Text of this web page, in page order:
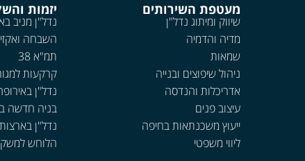
מעטפת השירותים
שיווק ומיתוג נדל"ן
מדיה והדמיה
שמאות
ניהול שיפוצים ובנייה
אדריכלות והנדסה
עיצוב פנים
ייעוץ משכנתאות בחיפה
ליווי משפטי
יזמות
נדל"ן מניב
השבחה
תמ"א 38
קרקעות
נדל"ן
בניה חדשה
נדל"ן
הלוחש